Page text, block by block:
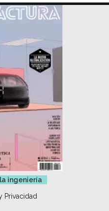
ingeniería
Privacidad